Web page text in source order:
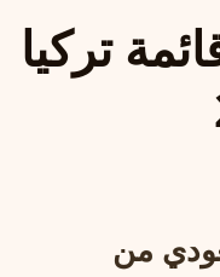
تركيا
من